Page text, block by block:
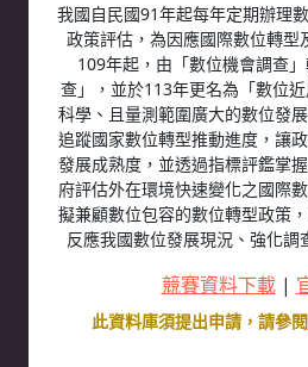
我國自民國91年起每年定期辦理
政策評估，為因應國際數位轉型
109年起，由「數位機會調查
查」，並於113年更名為「數位
科學、且量測範圍廣大的數位發
追蹤國家數位轉型推動進度，讓
發展成熟度，並透過指標評鑑掌
府評估外在環境快速變化之國際
擬兼顧數位包容的數位轉型政策
反應我國數位發展現況、強化調
競賽資料下載|
此資料庫須提出申請，請參閱